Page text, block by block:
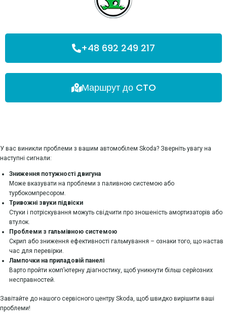
+48 692 249 217
Маршрут до CTO
У вас виникли проблеми з вашим автомобілем Skoda? Зверніть увагу на
наступні сигнали:
Зниження потужності двигуна
Може вказувати на проблеми з паливною системою або
турбокомпресором.
Тривожні звуки підвіски
Стуки і потріскування можуть свідчити про зношеність амортизаторів або
втулок.
Проблеми з гальмівною системою
Скрип або зниження ефективності гальмування – ознаки того, що настав
час для перевірки.
Лампочки на приладовій панелі
Варто пройти комп’ютерну діагностику, щоб уникнути більш серйозних
несправностей.
Завітайте до нашого сервісного центру Skoda, щоб швидко вирішити ваші
проблеми!